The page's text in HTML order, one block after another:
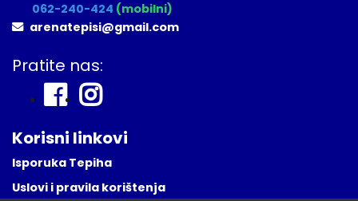
062-240-424 (mobilni)
arenatepisi@gmail.com
Pratite nas:
Korisni linkovi
Isporuka Tepiha
Uslovi i pravila korištenja